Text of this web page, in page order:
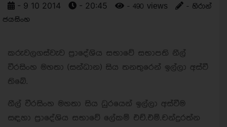
- 9 10 2014 - 20:45 - 490 views
- හිරාන්
ජයසිංහ
කරුවලගස්වැව ප්‍රාදේශිය සභාවේ සභාපති නීල්
වීරසිංහ මහතා (සන්ධාන) සිය තනතුරෙන් ඉල්ලා අස්වී
තිබේ.
නීල් වීරසිංහ මහතා සිය ධුරයෙන් ඉල්ලා අස්වීම
සඳහා ප්‍රාදේශිය සභාවේ ලේකම් එච්.එම්.චන්ද්‍රරත්න